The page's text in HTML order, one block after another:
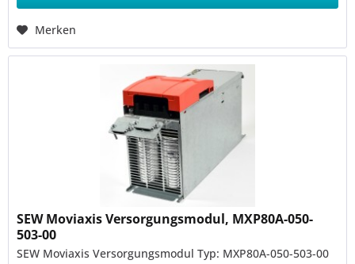
Merken
SEW Moviaxis Versorgungsmodul, MXP80A-050-
503-00
SEW Moviaxis Versorgungsmodul Typ: MXP80A-050-503-00